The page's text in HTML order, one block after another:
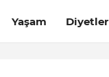
Yaşam Diyetler